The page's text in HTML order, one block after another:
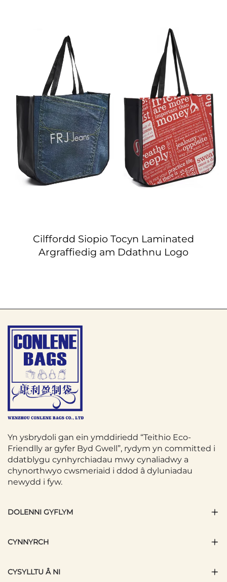
Cilffordd Siopio Tocyn Laminated
Argraffiedig am Ddathnu Logo
Yn ysbrydoli gan ein ymddiriedd “Teithio Eco-
Friendlly ar gyfer Byd Gwell”, rydym yn committed i
ddatblygu cynhyrchiadau mwy cynaliadwy a
chynorthwyo cwsmeriaid i ddod â dyluniadau
newydd i fyw.
DOLENNI GYFLYM
CYNNYRCH
CYSYLLTU Â NI